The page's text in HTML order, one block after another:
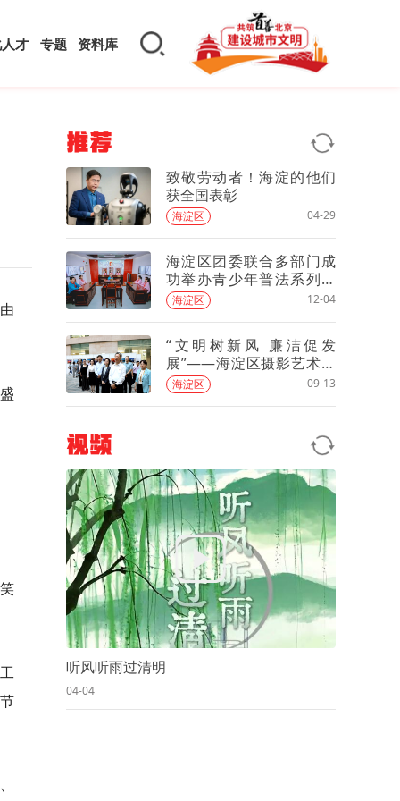
才 专题 资料库
推荐
致敬劳动者！海淀的他们
获全国表彰
海淀区 04-29
海淀区团委联合多部门成
功举办青少年普法系列活
动海淀区 12-04
“文明树新风 廉洁促发
展”——海淀区摄影艺术大
赛作品展开幕式举行
海淀区 09-13
视频
听风听雨过清明
04-04